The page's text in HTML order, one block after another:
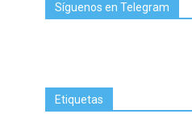
Síguenos en Telegram
Etiquetas